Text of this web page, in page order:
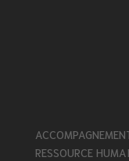
RESSOURCE